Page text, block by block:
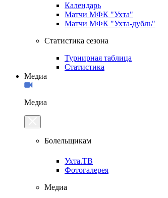
Календарь
Матчи МФК "Ухта"
Матчи МФК "Ухта-дубль"
Статистика сезона
Турнирная таблица
Статистика
Медиа
Медиа
Болельщикам
Ухта.ТВ
Фотогалерея
Медиа